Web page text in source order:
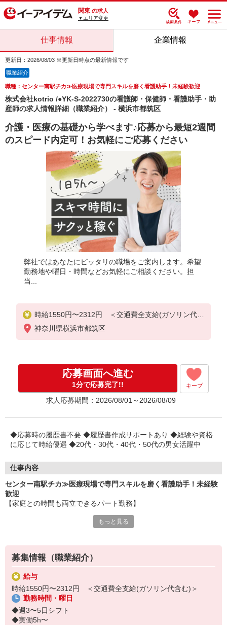
関東 の求人
▼エリア変更
仕事情報 企業情報
更新日：2026/08/03 ※更新日時点の最新情報です
職業紹介
職種：センター南駅チカ≫医療現場で専門スキルを磨く看護助手！未経験歓迎
株式会社kotrio /●YK-S-2022730の看護師・保健師・看護助手・助
産師の求人情報詳細（職業紹介） - 横浜市都筑区
介護・医療の基礎から学べます♪応募から最短2週間
のスピード内定可！お気軽にご応募ください
弊社ではあなたにピッタリの職場をご案内します。希望
勤務地や曜日・時間などお気軽にご相談ください。担
当...
時給1550円〜2312円 ＜交通費全支給(ガソリン代含
む)＞
神奈川県横浜市都筑区
応募画面へ進む
1分で応募完了!! キープ
求人応募期間：2026/08/01～2026/08/09
◆応募時の履歴書不要 ◆履歴書作成サポートあり ◆経験や資格
に応じて時給優遇 ◆20代・30代・40代・50代の男女活躍中
仕事内容
センター南駅チカ≫医療現場で専門スキルを磨く看護助手！未経験
歓迎
【家庭との時間も両立できるパート勤務】
一度身についた介助技術や医療知識は、どこの病院や介護施設でも
〜仕事内容〜
◆療養環境の提供： 病室の清掃やベッドメイクを通じた衛生管理
◆生活介助業務： 患者様の身体状況に合わせた介助全般
◆医療周辺業務： 医療器具のセッティング、滅菌・消毒処理
◆物品管理： 院内備品の在庫管理・発注、搬送業務
など
もっと見る
募集情報（職業紹介）
給与
時給1550円〜2312円 ＜交通費全支給(ガソリン代含む)＞
勤務時間・曜日
◆週3〜5日シフト
◆実働5h〜